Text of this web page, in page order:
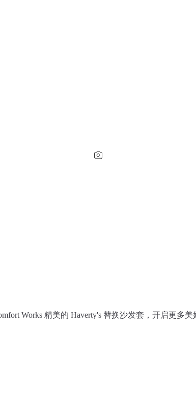
Works 精美的 Haverty's 替换沙发套，开启更多美